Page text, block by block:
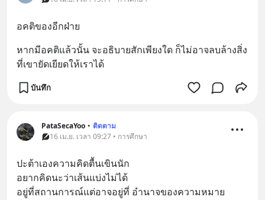
อคติของอีกฝ่าย
หากมีอคติแล้วนั้น จะอธิบายสักเพียงใด ก็ไม่อาจลบล้างสิ่ง
ที่เขายัดเยียดให้เราได้
บันทึก
PataSecaYoo • ติดตาม
16 เม.ย. เวลา 09:27 • การศึกษา
ปะต้าเองความคิดตื้นเขินนัก
อยากคิดนะว่าเส้นแบ่งไม่ได้
อยู่ที่สถานการณ์แต่อาจอยู่ที่ อำนาจของความหมาย